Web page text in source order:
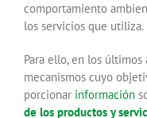
comportamiento
los servicios que utiliza.
Para ello, en los
mecanismos cuyo
porcionar información
de los productos y